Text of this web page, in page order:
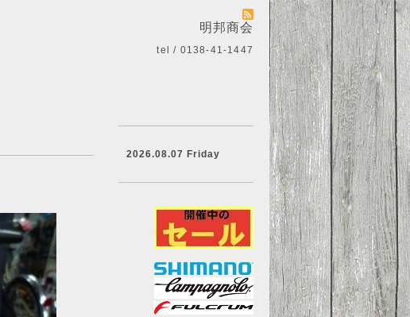
明邦商会
tel / 0138-41-1447
2026.08.07 Friday